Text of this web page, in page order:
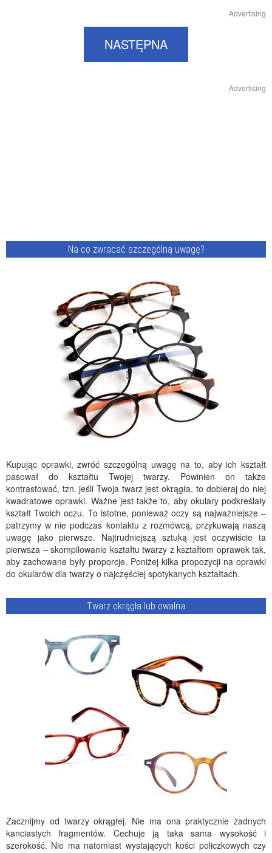
Advertising
NASTĘPNA
Advertising
Na co zwracać szczególną uwagę?
Kupując oprawki, zwróć szczególną uwagę na to, aby ich kształt
pasował do kształtu Twojej twarzy. Powinien on także
kontrastować, tzn. jeśli Twoja twarz jest okrągła, to dobieraj do niej
kwadratowe oprawki. Ważne jest także to, aby okulary podkreślały
kształt Twoich oczu. To istotne, ponieważ oczy są najważniejsze –
patrzymy w nie podczas kontaktu z rozmówcą, przykuwają naszą
uwagę jako pierwsze. Najtrudniejszą sztuką jest oczywiście ta
pierwsza – skompilowanie kształtu twarzy z kształtem oprawek tak,
aby zachowane były proporcje. Poniżej kilka propozycji na oprawki
do okularów dla twarzy o najczęściej spotykanych kształtach.
Twarz okrągła lub owalna
Zacznijmy od twarzy okrągłej. Nie ma ona praktycznie żadnych
kanciastych fragmentów. Cechuje ją taka sama wysokość i
szerokość. Nie ma natomiast wystających kości policzkowych czy